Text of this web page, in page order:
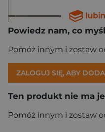
Powiedz nam, co
Pomóż innym i zostaw
ZALOGUJ SIĘ, ABY
Ten produkt nie ma
Pomóż innym i zostaw